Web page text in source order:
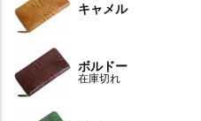
キャメル
ボルドー
在庫切れ